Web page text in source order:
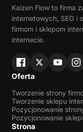
Kaizen Flow to firma
internetowych, SEO i
firmom i sklepom
internecie.
Oferta
Tworzenie strony
Tworzenie sklepu
Pozycjonowanie
Pozycjonowanie
Strona